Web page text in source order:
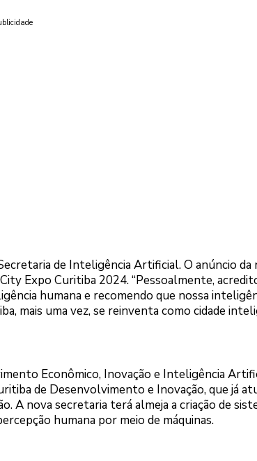
de Inteligência Artificial. O anúncio da
Expo Curitiba 2024. “Pessoalmente,
humana e recomendo que nossa
mais uma vez, se reinventa como cidade
Econômico, Inovação e Inteligência
de Desenvolvimento e Inovação, que já
A nova secretaria terá almeja a criação de
humana por meio de máquinas.